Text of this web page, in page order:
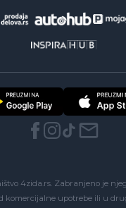
4zida.rs. Zabranjeno je
komercijalne upotrebe ili u